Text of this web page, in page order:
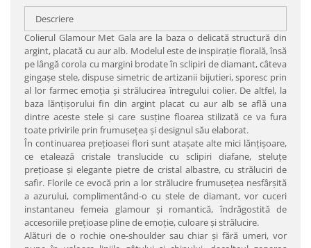
Descriere
Colierul Glamour Met Gala are la baza o delicată structură din
argint, placată cu aur alb. Modelul este de inspiraţie florală, însă
pe lângă corola cu margini brodate în sclipiri de diamant, câteva
gingaşe stele, dispuse simetric de artizanii bijutieri, sporesc prin
al lor farmec emoţia şi strălucirea întregului colier. De altfel, la
baza lănţişorului fin din argint placat cu aur alb se află una
dintre aceste stele şi care susţine floarea stilizată ce va fura
toate privirile prin frumuseţea şi designul său elaborat.
În continuarea preţioasei flori sunt ataşate alte mici lănţişoare,
ce etalează cristale translucide cu sclipiri diafane, steluţe
preţioase şi elegante pietre de cristal albastre, cu străluciri de
safir. Florile ce evocă prin a lor strălucire frumuseţea nesfârşită
a azurului, complimentând-o cu stele de diamant, vor cuceri
instantaneu femeia glamour şi romantică, îndrăgostită de
accesoriile preţioase pline de emoţie, culoare şi strălucire.
Alături de o rochie one-shoulder sau chiar şi fără umeri, vor